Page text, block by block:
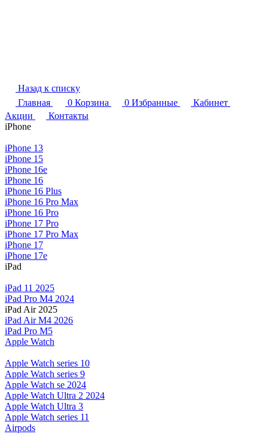
Назад к списку
Главная
0 Корзина 0 Избранные
Кабинет
Акции
Контакты
iPhone
iPhone 13
iPhone 15
iPhone 16e
iPhone 16
iPhone 16 Plus
iPhone 16 Pro Max
iPhone 16 Pro
iPhone 17 Pro
iPhone 17 Pro Max
iPhone 17
iPhone 17e
iPad
iPad 11 2025
iPad Pro M4 2024
iPad Air 2025
iPad Air M4 2026
iPad Pro M5
Apple Watch
Apple Watch series 10
Apple Watch series 9
Apple Watch se 2024
Apple Watch Ultra 2 2024
Apple Watch Ultra 3
Apple Watch series 11
Airpods